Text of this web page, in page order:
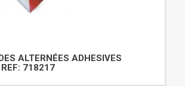
ALTERNÉES ADHESIVES
718217